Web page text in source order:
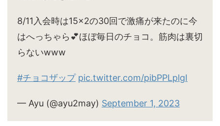
8/11入会時は15×2の30回で激痛が来たのに今
はへっちゃら💕ほぼ毎日のチョコ。筋肉は裏切
らないwww
#チョコザップ pic.twitter.com/pibPPLplgI
— Ayu (@ayu2may) September 1, 2023